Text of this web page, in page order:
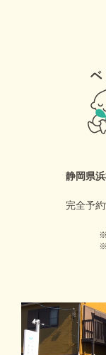
静岡県
完全予約